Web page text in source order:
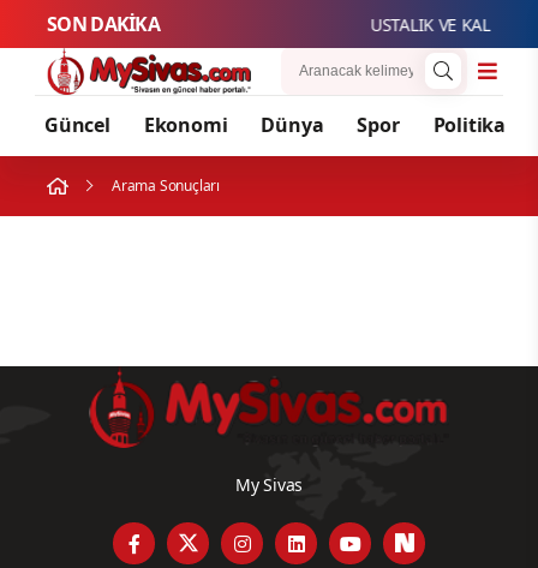
SON DAKİKA USTALIK VE
Güncel Ekonomi Dünya Spor Politika
Arama Sonuçları
My Sivas